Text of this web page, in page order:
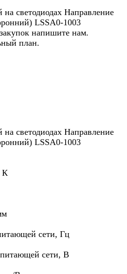
светодиодах Направление
LSSA0-1003
напишите нам.
план.
светодиодах Направление
LSSA0-1003
К
сети, Гц
сети, В